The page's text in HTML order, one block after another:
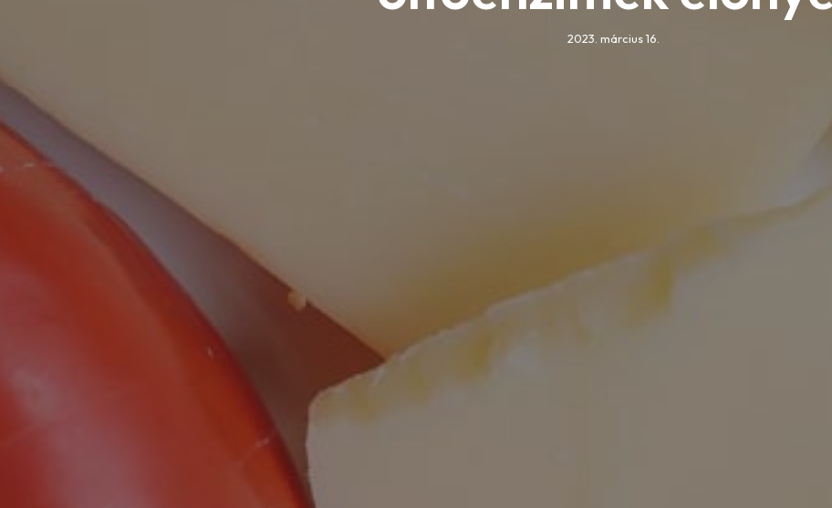
2023. március 16.